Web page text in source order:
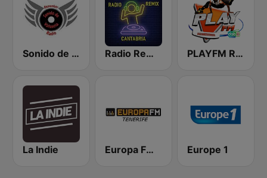
Sonido de Valencia Radio Radio Remix Cantabria PLAYFM Remember
La Indie Europa FM Tenerife 103.3 Europe 1